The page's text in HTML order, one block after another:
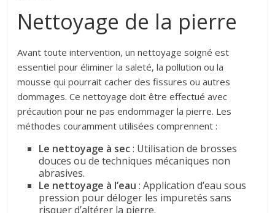
Nettoyage de la pierre
Avant toute intervention, un nettoyage soigné est
essentiel pour éliminer la saleté, la pollution ou la
mousse qui pourrait cacher des fissures ou autres
dommages. Ce nettoyage doit être effectué avec
précaution pour ne pas endommager la pierre. Les
méthodes couramment utilisées comprennent :
Le nettoyage à sec: Utilisation de brosses
douces ou de techniques mécaniques non
abrasives.
Le nettoyage à l’eau : Application d’eau sous
pression pour déloger les impuretés sans
risquer d’altérer la pierre.